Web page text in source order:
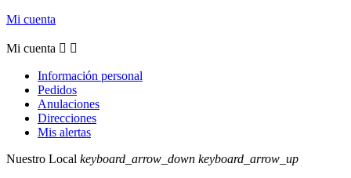
Mi cuenta
Mi cuenta  
Información personal
Pedidos
Anulaciones
Direcciones
Mis alertas
Nuestro Local keyboard_arrow_down keyboard_arrow_up